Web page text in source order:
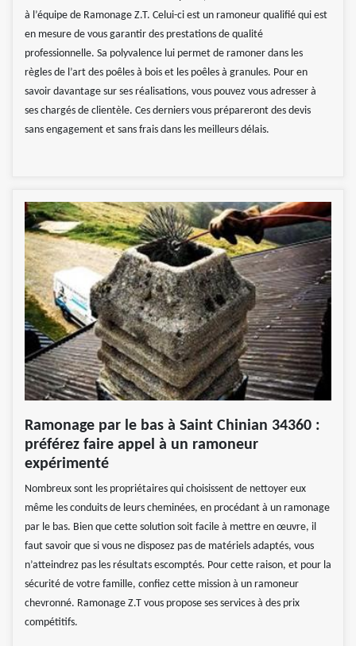
à l’équipe de Ramonage Z.T. Celui-ci est un ramoneur qualifié qui est
en mesure de vous garantir des prestations de qualité
professionnelle. Sa polyvalence lui permet de ramoner dans les
règles de l’art des poêles à bois et les poêles à granules. Pour en
savoir davantage sur ses réalisations, vous pouvez vous adresser à
ses chargés de clientèle. Ces derniers vous prépareront des devis
sans engagement et sans frais dans les meilleurs délais.
Ramonage par le bas à Saint Chinian 34360 :
préférez faire appel à un ramoneur
expérimenté
Nombreux sont les propriétaires qui choisissent de nettoyer eux
même les conduits de leurs cheminées, en procédant à un ramonage
par le bas. Bien que cette solution soit facile à mettre en œuvre, il
faut savoir que si vous ne disposez pas de matériels adaptés, vous
n’atteindrez pas les résultats escomptés. Pour cette raison, et pour la
sécurité de votre famille, confiez cette mission à un ramoneur
chevronné. Ramonage Z.T vous propose ses services à des prix
compétitifs.